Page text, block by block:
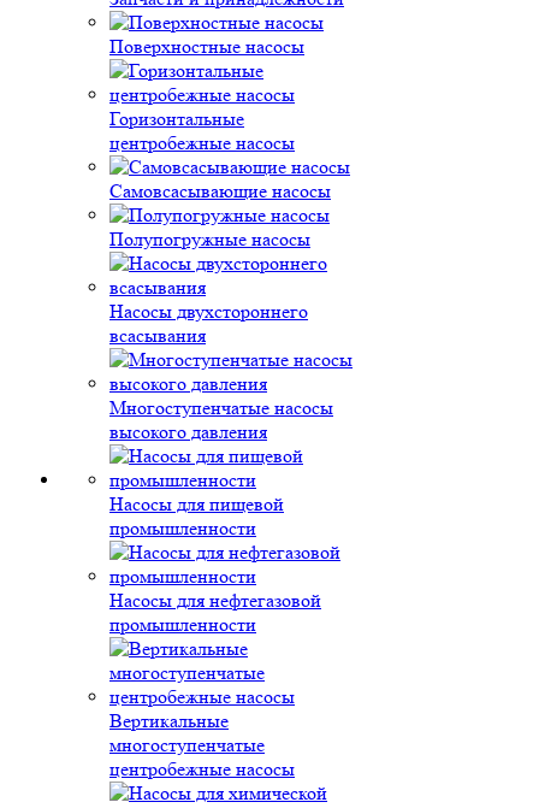
Поверхностные насосы
Горизонтальные
центробежные насосы
Самовсасывающие насосы
Полупогружные насосы
Насосы двухстороннего
всасывания
Многоступенчатые насосы
высокого давления
Насосы для пищевой
промышленности
Насосы для нефтегазовой
промышленности
Вертикальные
многоступенчатые
центробежные насосы